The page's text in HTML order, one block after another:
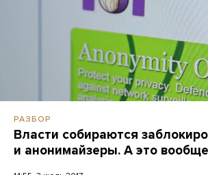
РАЗБОР
Власти собираются
и анонимайзеры. А это